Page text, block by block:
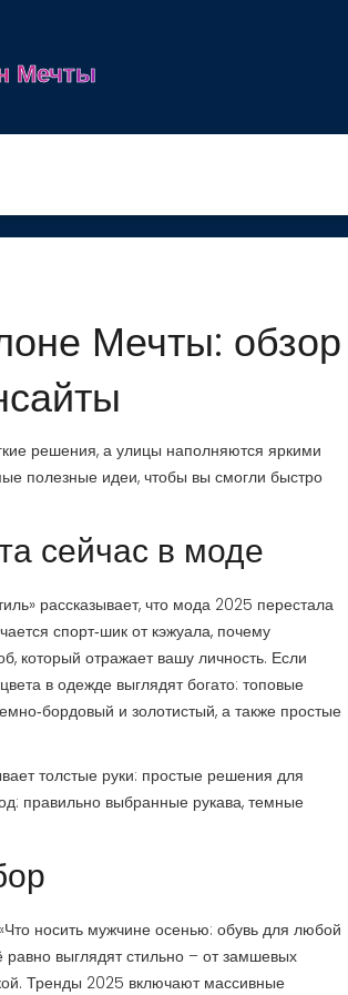
Мечты: обзор
решения, а улицы наполняются яркими
полезные идеи, чтобы вы смогли быстро
сейчас в моде
рассказывает, что мода 2025 перестала
спорт‑шик от кэжуала, почему
который отражает вашу личность. Если
в одежде выглядят богато: топовые
и золотистый, а также простые
толстые руки: простые решения для
правильно выбранные рукава, темные
носить мужчине осенью: обувь для любой
выглядят стильно – от замшевых
Тренды 2025 включают массивные